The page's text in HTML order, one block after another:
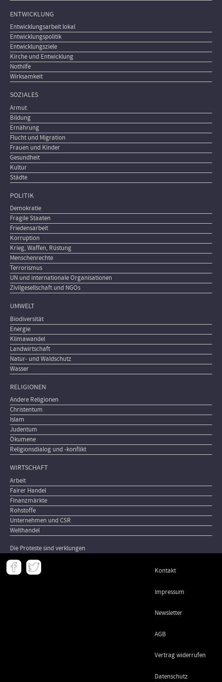
ENTWICKLUNG
Entwicklungsarbeit lokal
Entwicklungspolitik
Entwicklungsziele
Kirche und Entwicklung
Nothilfe
Wirksamkeit
SOZIALES
Armut
Bildung
Ernährung
Flucht und Migration
Frauen und Kinder
Gesundheit
Kultur
Städte
POLITIK
Demokratie
Fragile Staaten
Friedensarbeit
Korruption
Krieg, Waffen, Rüstung
Menschenrechte
Terrorismus
UN und internationale Organisationen
Zivilgesellschaft und NGOs
UMWELT
Biodiversität
Energie
Klimawandel
Landwirtschaft
Natur- und Waldschutz
Wasser
RELIGIONEN
Andere Religionen
Christentum
Islam
Judentum
Ökumene
Religionsdialog und -konflikt
WIRTSCHAFT
Arbeit
Fairer Handel
Finanzmärkte
Rohstoffe
Unternehmen und CSR
Welthandel
Die Proteste sind verklungen
Meta
- Kontakt
Impressum
Newsletter
AGB
Vertrag widerrufen
Datenschutz